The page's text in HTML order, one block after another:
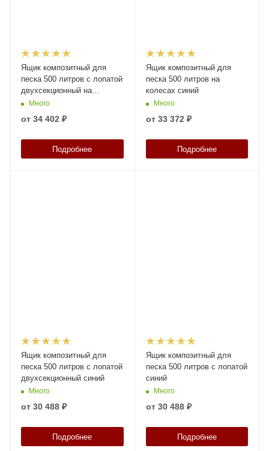
Ящик композитный для
песка 500 литров с лопатой
двухсекционный на
колесах синий
Много
от 34 402 ₽
Подробнее
Ящик композитный для
песка 500 литров на
колесах синий
Много
от 33 372 ₽
Подробнее
Ящик композитный для
песка 500 литров с лопатой
двухсекционный синий
Много
от 30 488 ₽
Подробнее
Ящик композитный для
песка 500 литров с лопатой
синий
Много
от 30 488 ₽
Подробнее